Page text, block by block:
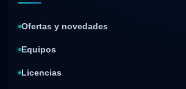
Ofertas y novedades
Equipos
Licencias